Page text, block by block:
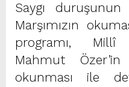
Saygı duruşunun
Marşımızın
programı, Millî
Mahmut Özer’in
okunması ile